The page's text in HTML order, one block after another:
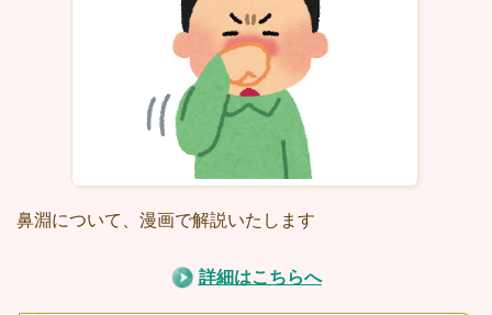
鼻淵について、漫画で解説いたします
詳細はこちらへ